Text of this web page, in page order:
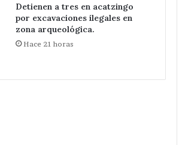
Detienen a tres en acatzingo
por excavaciones ilegales en
zona arqueológica.
Hace 21 horas